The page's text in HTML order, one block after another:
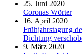
25. Juni 2020
Coronas Wörter
16. April 2020
Frühjahrstagung
Dichtung
9. März 2020